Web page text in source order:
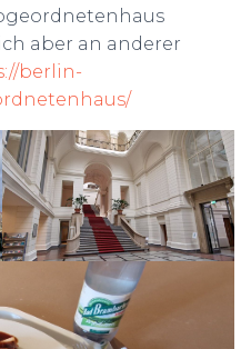
aber an anderer
berlin-